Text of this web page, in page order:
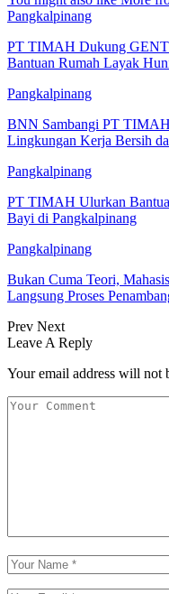
Pangkalpinang
PT TIMAH Dukung
Bantuan Rumah Layak
Pangkalpinang
BNN Sambangi PT
Lingkungan Kerja Bersih
Pangkalpinang
PT TIMAH Ulurkan
Bayi di Pangkalpinang
Pangkalpinang
Bukan Cuma Teori,
Langsung Proses
Prev Next
Leave A Reply
Your email address will not